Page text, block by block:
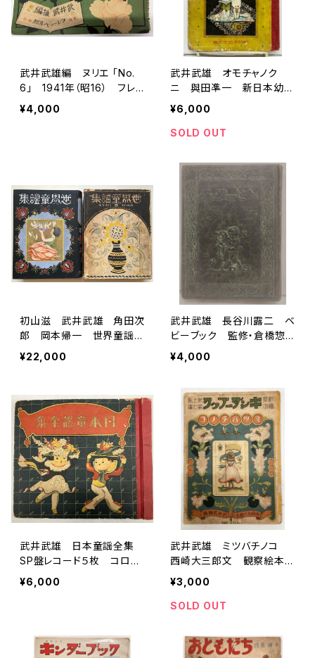
武井武雄編 ヌリエ 「No.
6」 1941年（昭16） フレ
ーベル館
¥4,000
武井武雄 オモチャノク
ニ 與田凖一 新日本幼年
文庫 昭和16年（1941）
帝国教育会出版部
¥6,000
SOLD OUT
初山滋 武井武雄 角田次
郎 岡本帰一 世界童謡
集 西条八十・水谷まさる
訳 模範家庭文庫 大正1
¥22,000
武井武雄 長谷川露二 ベ
ビーブック 監修・倉橋惣
三 久慈直太郎 昭和８年
（1933）年初版の昭和12年
¥4,000
武井武雄 日本童謡全集
SP盤レコード５枚 コロン
ビアレコード
¥6,000
武井武雄 ミツバチノコ
西崎大三郎文 観察絵本キ
ンダーブック第十一轉第７
編 昭和13年 日本玩具研
鑽會編纂
¥3,000
SOLD OUT